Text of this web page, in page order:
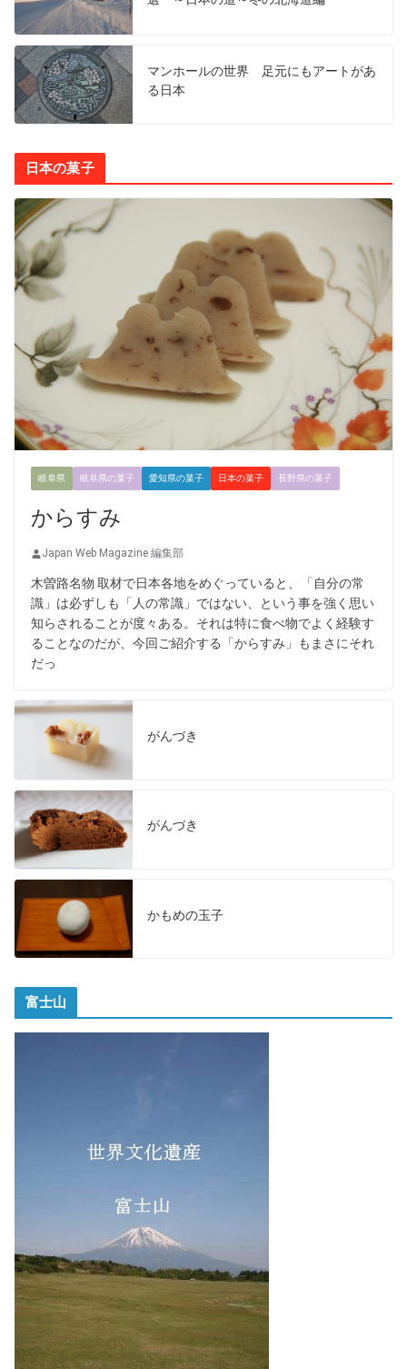
マンホールの世界 足元にもアートがあ
る日本
日本の菓子
岐阜県 岐阜県の菓子 愛知県の菓子 日本の菓子 長野県の菓子
からすみ
Japan Web Magazine 編集部
木曽路名物 取材で日本各地をめぐっていると、「自分の常
識」は必ずしも「人の常識」ではない、という事を強く思い
知らされることが度々ある。それは特に食べ物でよく経験す
ることなのだが、今回ご紹介する「からすみ」もまさにそれ
だっ
がんづき
がんづき
かもめの玉子
富士山